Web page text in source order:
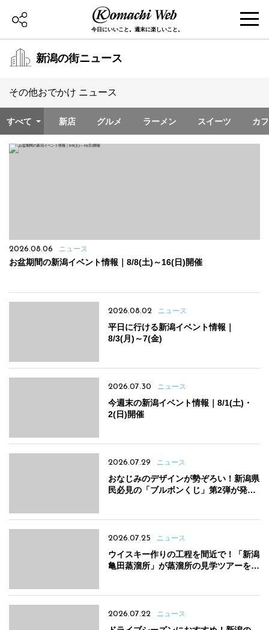
今日にいいこと。週末に楽しいこと。
新潟の街ニュース
その他おでかけ ニュース
すべて 新店 グルメ ラーメン スイーツ カ
2026.08.06 ニュース
お盆期間の新潟イベント情報｜8/8(土)～16(日)開催
2026.08.02 ニュース
平日に行ける新潟イベント情報｜
8/3(月)～7(金)
2026.07.30 ニュース
今週末の新潟イベント情報｜8/1(土)・
2(日)開催
2026.07.29 ニュース
おなじみのデザインが勢ぞろい！新潟県
民必見の「ブルボンくじ」第2弾が発売
2026.07.25 ニュース
ウイスキー作りの工程を間近で！「新潟
亀田蒸溜所」が蒸溜所の見学ツアーをス
2026.07.22 ニュース